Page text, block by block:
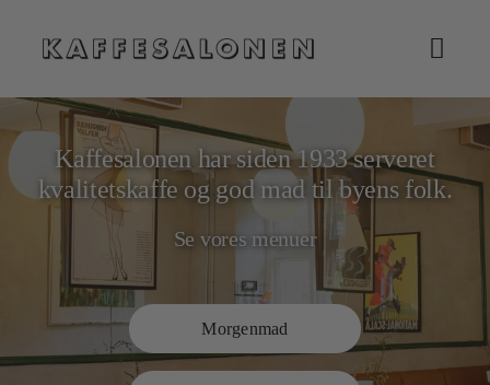
content
Kaffesalonen har siden 1933 serveret
kvalitetskaffe og god mad til byens folk.
Se vores menuer
Morgenmad